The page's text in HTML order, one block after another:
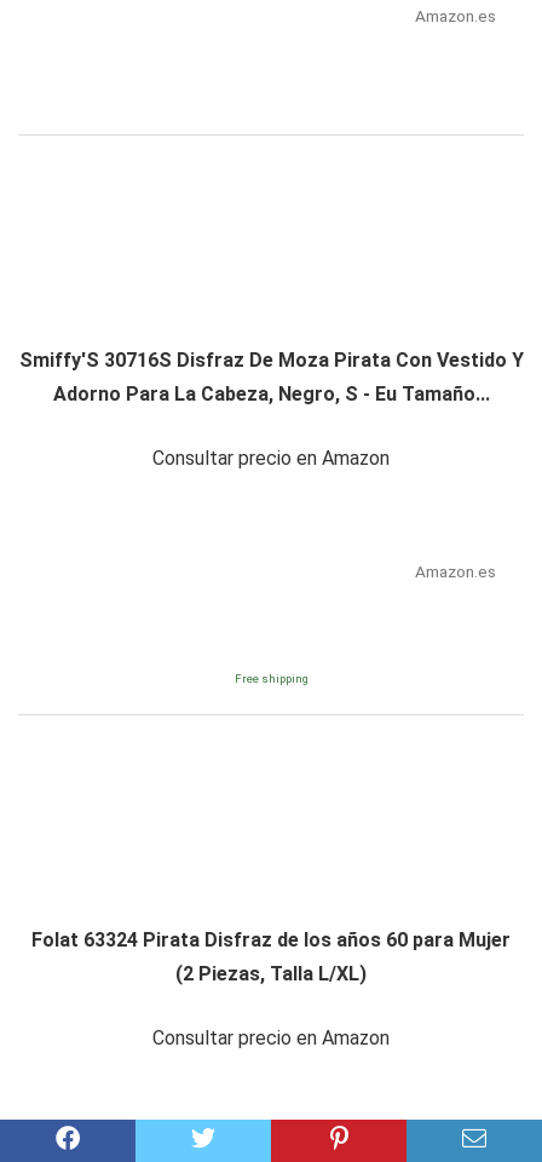
Amazon.es
Smiffy'S 30716S Disfraz De Moza Pirata Con Vestido Y
Adorno Para La Cabeza, Negro, S - Eu Tamaño...
Consultar precio en Amazon
Amazon.es
Free shipping
Folat 63324 Pirata Disfraz de los años 60 para Mujer
(2 Piezas, Talla L/XL)
Consultar precio en Amazon
Amazon.es